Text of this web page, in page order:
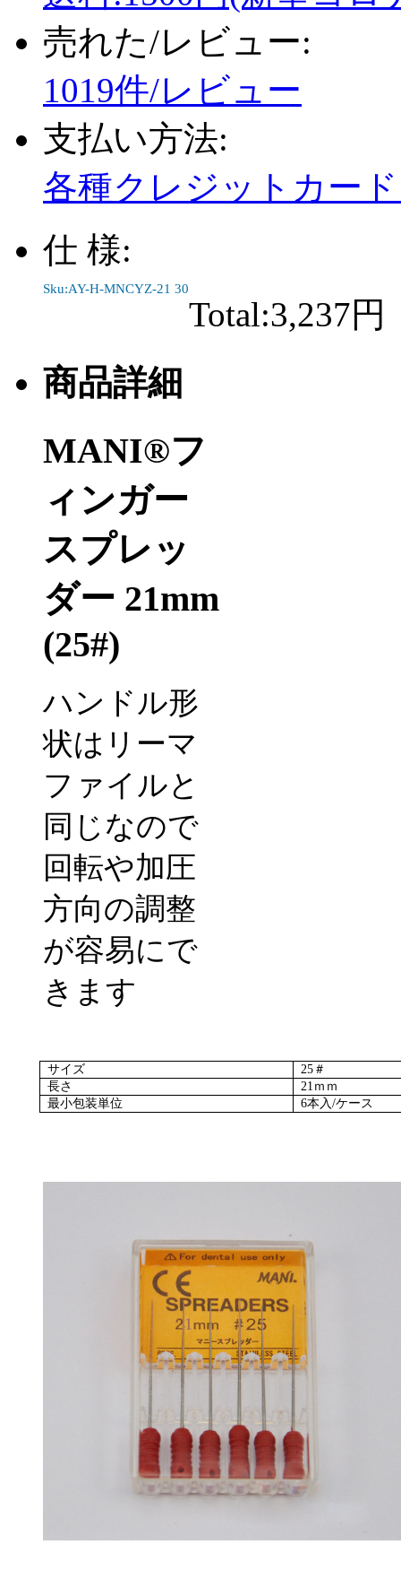
売れた/レビュー:
1019件/レビュー
支払い方法:
各種クレジットカー
仕 様:
Sku:AY-H-MNCYZ-21 30
Total:3,237円
商品詳細
MANI®フ
ィンガー
スプレッ
ダー 21mm
(25#)
ハンドル形
状はリーマ
ファイルと
同じなので
回転や加圧
方向の調整
が容易にで
きます
サイズ 25＃
長さ
21ｍｍ
最小包装単位
6本入/ケース